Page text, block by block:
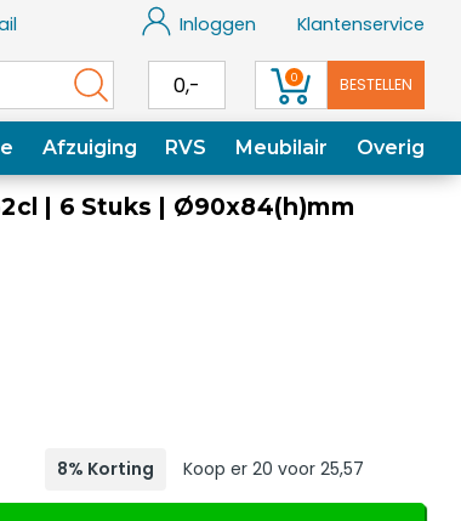
Inloggen Klantenservice
0,- 0 BESTELLEN
Afzuiging RVS Meubilair Overig
| 6 Stuks | Ø90x84(h)mm
8% Korting Koop er 20 voor 25,57